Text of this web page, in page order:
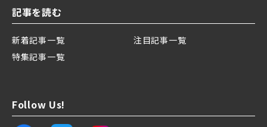
記事を読む
新着記事一覧
注目記事一覧
特集記事一覧
Follow Us!